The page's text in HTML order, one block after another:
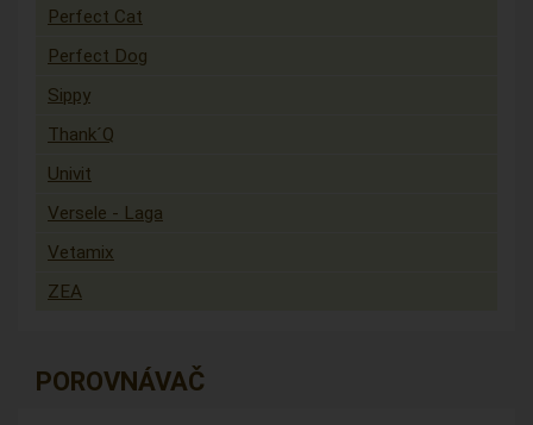
Perfect Cat
Perfect Dog
Sippy
Thank´Q
Univit
Versele - Laga
Vetamix
ZEA
POROVNÁVAČ